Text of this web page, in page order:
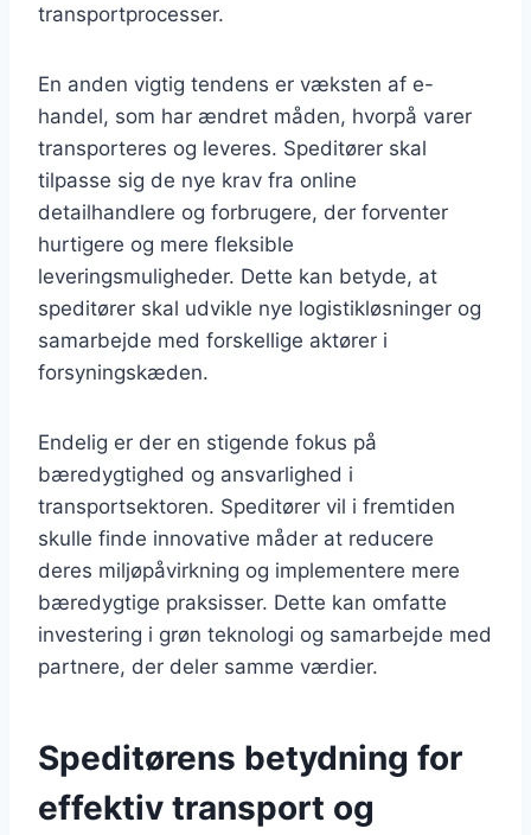
transportprocesser.
En anden vigtig tendens er væksten af e-
handel, som har ændret måden, hvorpå varer
transporteres og leveres. Speditører skal
tilpasse sig de nye krav fra online
detailhandlere og forbrugere, der forventer
hurtigere og mere fleksible
leveringsmuligheder. Dette kan betyde, at
speditører skal udvikle nye logistikløsninger og
samarbejde med forskellige aktører i
forsyningskæden.
Endelig er der en stigende fokus på
bæredygtighed og ansvarlighed i
transportsektoren. Speditører vil i fremtiden
skulle finde innovative måder at reducere
deres miljøpåvirkning og implementere mere
bæredygtige praksisser. Dette kan omfatte
investering i grøn teknologi og samarbejde med
partnere, der deler samme værdier.
Speditørens betydning for
effektiv transport og